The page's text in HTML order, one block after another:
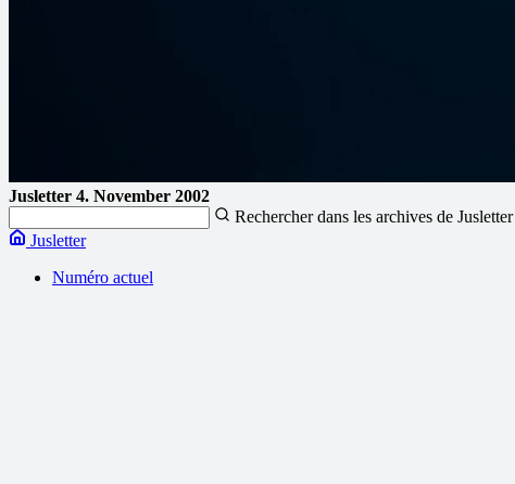
Jusletter 4. November 2002
Rechercher dans les archives de Jusletter
Jusletter
Numéro actuel